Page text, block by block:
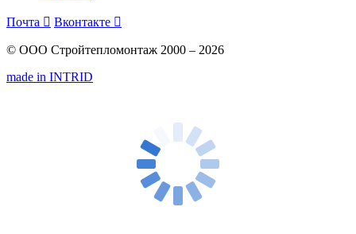
Почта  Вконтакте 
© ООО Стройтепломонтаж 2000 – 2026
made in INTRID